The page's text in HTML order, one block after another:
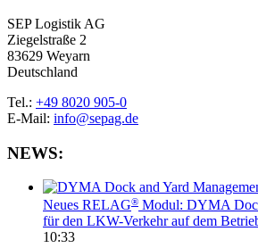
SEP Logistik AG
Ziegelstraße 2
83629 Weyarn
Deutschland
Tel.: +49 8020 905-0
E-Mail: info@sepag.de
NEWS:
Neues RELAG® Modul: DYMA
für den LKW-Verkehr auf dem
10:33